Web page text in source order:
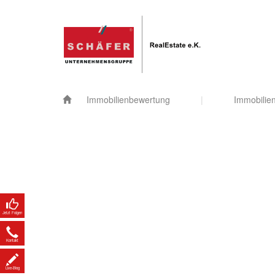
Jetzt Folgen
Kontakt
Live-Blog
Immobilienbewertung | Immobilien